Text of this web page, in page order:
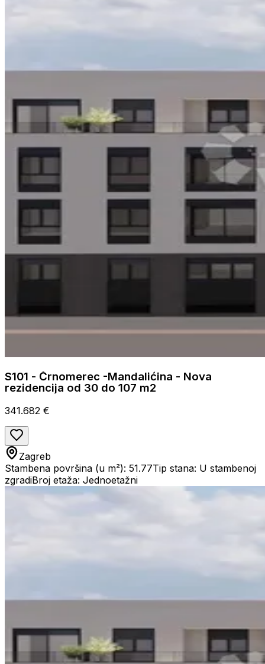
S101 - Črnomerec -Mandalićina - Nova
rezidencija od 30 do 107 m2
341.682 €
Zagreb
Stambena površina (u m²): 51.77Tip stana: U stambenoj
zgradiBroj etaža: Jednoetažni